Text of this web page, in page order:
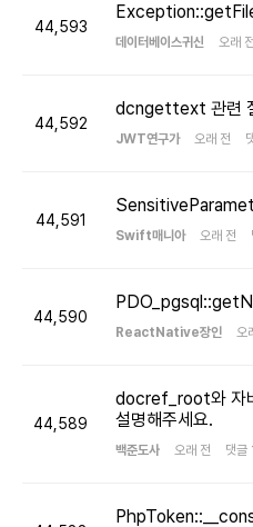
44,593
데이터베이스귀신 오래
44,592
dcngettext 관련
JWT연구가 오래 전
44,591
Swift매니아 오래 전
44,590
ReactNative장인 오
44,589
docref_root와 자
설명해주세요.
백준도사 오래 전 댓